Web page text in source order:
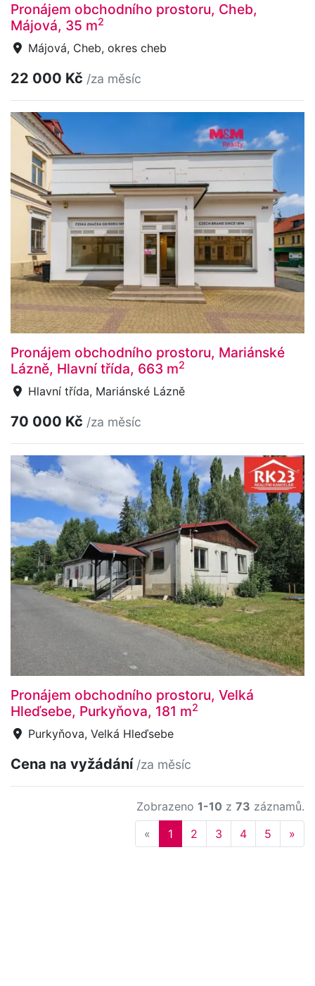
Pronájem obchodního prostoru, Cheb,
Májová, 35 m2
Májová, Cheb, okres cheb
22 000 Kč /za měsíc
Pronájem obchodního prostoru, Mariánské
Lázně, Hlavní třída, 663 m2
Hlavní třída, Mariánské Lázně
70 000 Kč /za měsíc
Pronájem obchodního prostoru, Velká
Hleďsebe, Purkyňova, 181 m2
Purkyňova, Velká Hleďsebe
Cena na vyžádání /za měsíc
Zobrazeno 1-10 z 73 záznamů.
« Previous
1 2 3 4 5 »